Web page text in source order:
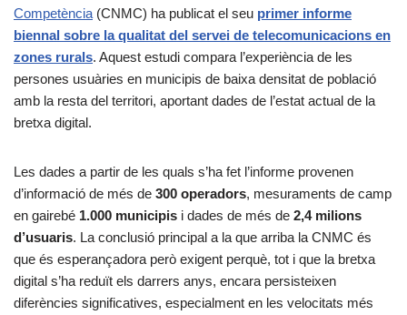
Competència (CNMC) ha publicat el seu primer informe
biennal sobre la qualitat del servei de telecomunicacions en
zones rurals. Aquest estudi compara l’experiència de les
persones usuàries en municipis de baixa densitat de població
amb la resta del territori, aportant dades de l’estat actual de la
bretxa digital.
Les dades a partir de les quals s’ha fet l’informe provenen
d’informació de més de 300 operadors, mesuraments de camp
en gairebé 1.000 municipis i dades de més de 2,4 milions
d’usuaris. La conclusió principal a la que arriba la CNMC és
que és esperançadora però exigent perquè, tot i que la bretxa
digital s’ha reduït els darrers anys, encara persisteixen
diferències significatives, especialment en les velocitats més